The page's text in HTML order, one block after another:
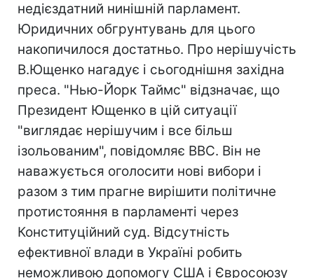
недієздатний нинішній парламент.
Юридичних обгрунтувань для цього
накопичилося достатньо. Про нерішучість
В.Ющенко нагадує і сьогоднішня західна
преса. "Нью-Йорк Таймс" відзначає, що
Президент Ющенко в цій ситуації
"виглядає нерішучим і все більш
ізольованим", повідомляє ВВС. Він не
наважується оголосити нові вибори і
разом з тим прагне вирішити політичне
протистояння в парламенті через
Конституційний суд. Відсутність
ефективної влади в Україні робить
неможливою допомогу США і Євросоюзу